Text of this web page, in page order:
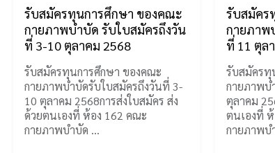
รับสมัครทุนการศึกษา ของคณะ
กายภาพบำบัด รับใบสมัครถึงวัน
ที่ 3-10 ตุลาคม 2568
รับสมัครทุนการศึกษา ของคณะ
กายภาพบำบัดรับใบสมัครถึงวันที่ 3-
10 ตุลาคม 2568การส่งใบสมัคร ส่ง
ด้วยตนเองที่ ห้อง 162 คณะ
กายภาพบำบัด …
รับสมัคร
กายภาพ
ที่ 11 ตุล
รับสมัครทุ
กายภาพบ
ตุลาคม
ตนเองที่
กายภาพ